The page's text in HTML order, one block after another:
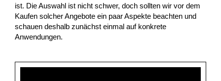
ist. Die Auswahl ist nicht schwer, doch sollten wir vor dem
Kaufen solcher Angebote ein paar Aspekte beachten und
schauen deshalb zunächst einmal auf konkrete
Anwendungen.